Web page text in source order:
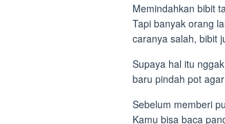
Memindahkan bibit
Tapi banyak orang
caranya salah, bibit
Supaya hal itu
baru pindah pot
Sebelum memberi
Kamu bisa baca